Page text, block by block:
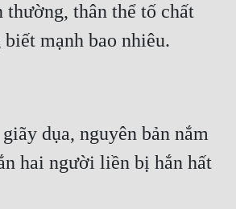
thân thể tố chất
biết mạnh bao nhiêu.
dụa, nguyên bản nắm
hai người liền bị hắn hất